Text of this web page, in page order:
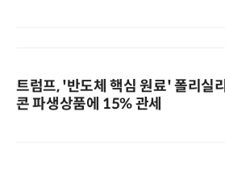
트럼프, '반도체 핵심 원료' 폴리실리
콘 파생상품에 15% 관세